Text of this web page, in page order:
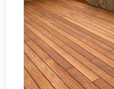
Террасная доска
Пробковые покрытия
Ламинат
Виниловые покрытия
Стеновые панели
Лепнина